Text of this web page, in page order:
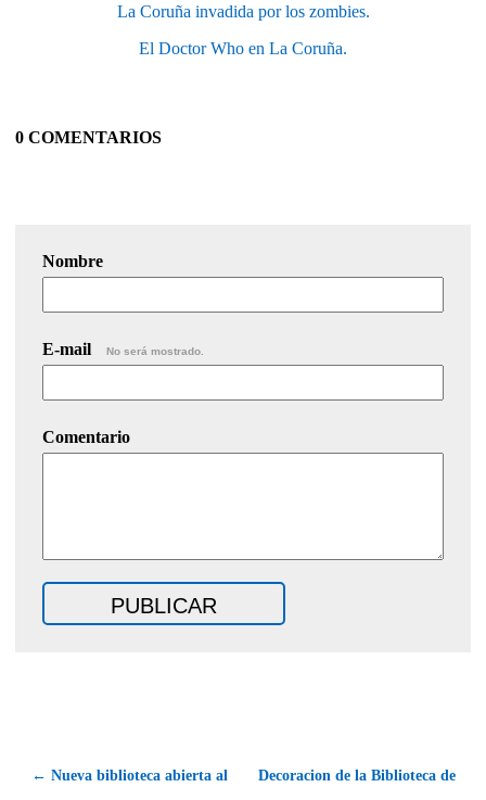
La Coruña invadida por los zombies.
El Doctor Who en La Coruña.
0 COMENTARIOS
Nombre
E-mail No será mostrado.
Comentario
← Nueva biblioteca abierta al
Decoracion de la Biblioteca de